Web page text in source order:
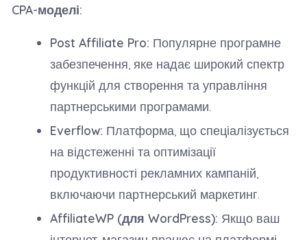
CPA-моделі:
Post Affiliate Pro: Популярне програмне
забезпечення, яке надає широкий спектр
функцій для створення та управління
партнерськими програмами.
Everflow: Платформа, що спеціалізується
на відстеженні та оптимізації
продуктивності рекламних кампаній,
включаючи партнерський маркетинг.
AffiliateWP (для WordPress): Якщо ваш